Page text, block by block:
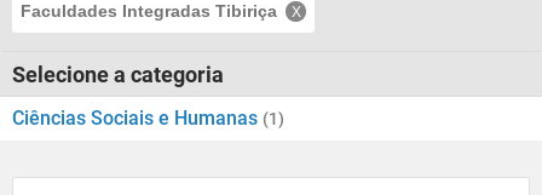
Faculdades Integradas Tibiriça
Selecione a categoria
Ciências Sociais e Humanas (1)